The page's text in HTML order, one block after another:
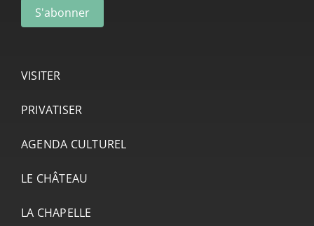
VISITER
PRIVATISER
AGENDA CULTUREL
LE CHÂTEAU
LA CHAPELLE